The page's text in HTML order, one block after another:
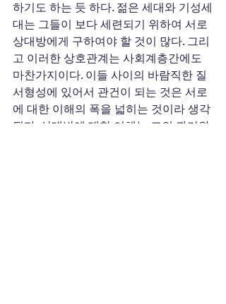
하기도 하는 듯 하다. 젊은 세대와 기성세
대는 그들이 보다 세련되기 위하여 서로
상대방에게 구하여야 할 것이 많다. 그리
고 이러한 상호관계는 사회계층간에도
마찬가지이다. 이들 사이의 바람직한 질
서형성에 있어서 관건이 되는 것은 서로
에 대한 이해의 폭을 넓히는 것이라 생각
된다. 상대방에 대한 이해는 그의 과거와